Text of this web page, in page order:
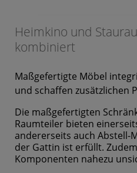
Heimkino und
kombiniert
Maßgefertigte Möbel
und schaffen zusätzlichen
Die maßgefertigten
Raumteiler bieten
andererseits auch Abstell-
der Gattin ist erfüllt.
Komponenten nahezu